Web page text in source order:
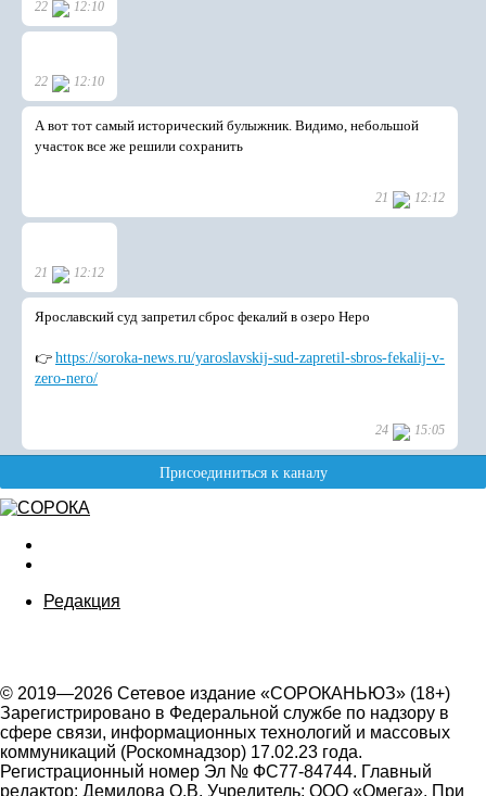
Редакция
© 2019—2026 Сетевое издание «СОРОКАНЬЮЗ» (18+)
Зарегистрировано в Федеральной службе по надзору в
сфере связи, информационных технологий и массовых
коммуникаций (Роскомнадзор) 17.02.23 года.
Регистрационный номер Эл № ФС77-84744. Главный
редактор: Демидова О.В. Учредитель: ООО «Омега». При